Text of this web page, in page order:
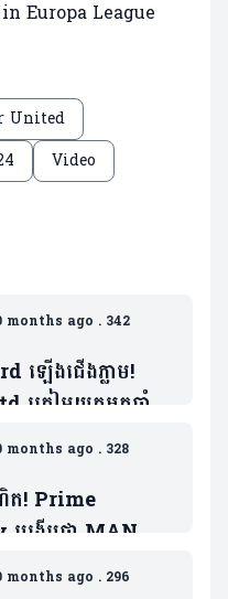
United
Video
months ago . 342
ឡើងជើងភ្លាម!
ត្រៀមយកអ្នកចាំទី
ក់របស់ Barca ជា
ាច់កុងត្រា
months ago . 328
ត! Prime
ង្ហើបថា MAN
ឿងមួយដាក់ ដែលជា
months ago . 296